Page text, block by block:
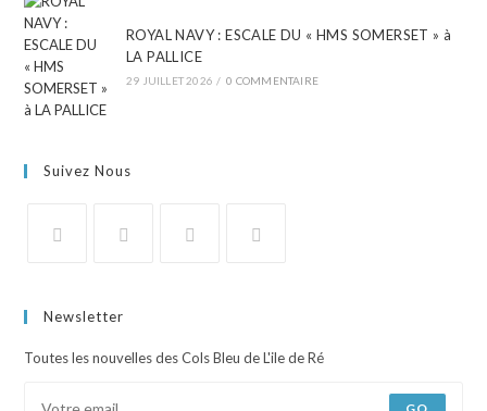
ROYAL NAVY : ESCALE DU « HMS SOMERSET » à
LA PALLICE
29 JUILLET 2026 / 0 COMMENTAIRE
Suivez Nous
Newsletter
Toutes les nouvelles des Cols Bleu de L'ile de Ré